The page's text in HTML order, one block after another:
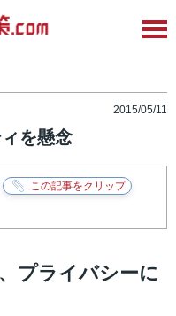
2015/05/11
を懸念
プライバシーに